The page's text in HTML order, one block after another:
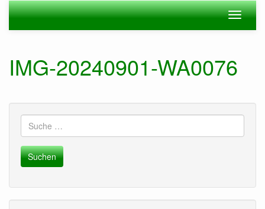
Zum
Hauptinhalt
springen
Navigation
ein-/
IMG-20240901-WA0076
Suche
nach: